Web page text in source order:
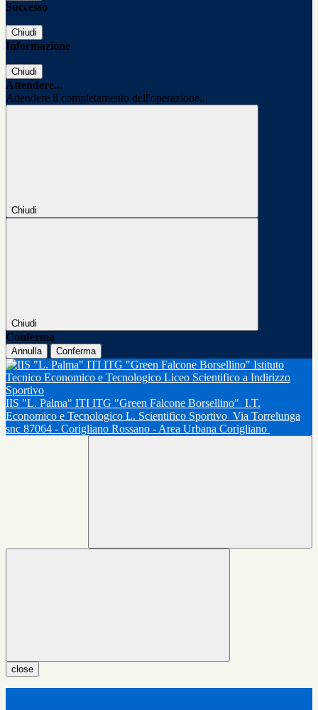
Successo
Chiudi
Informazione
Chiudi
Attendere...
Attendere il completamento dell'operazione...
Chiudi
Chiudi
Conferma
Annulla Conferma
IIS "L. Palma" ITI ITG "Green Falcone Borsellino" I.T.
Economico e Tecnologico L. Scientifico Sportivo Via Torrelunga
snc 87064 - Corigliano Rossano - Area Urbana Corigliano
close